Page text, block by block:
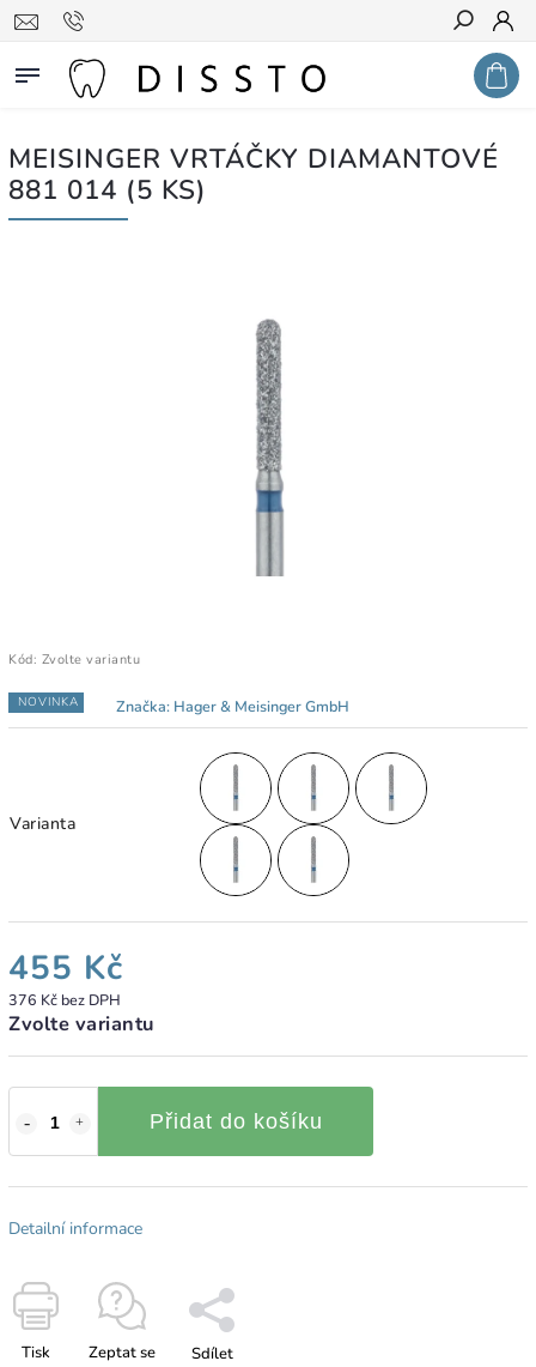
Hledat
MEISINGER VRTÁČKY DIAMANTOVÉ
881 014 (5 KS)
Kód: Zvolte variantu
NOVINKA Značka: Hager & Meisinger GmbH
Varianta
455 Kč
376 Kč bez DPH
Zvolte variantu
Přidat do košíku
Detailní informace
Tisk Zeptat se Sdílet